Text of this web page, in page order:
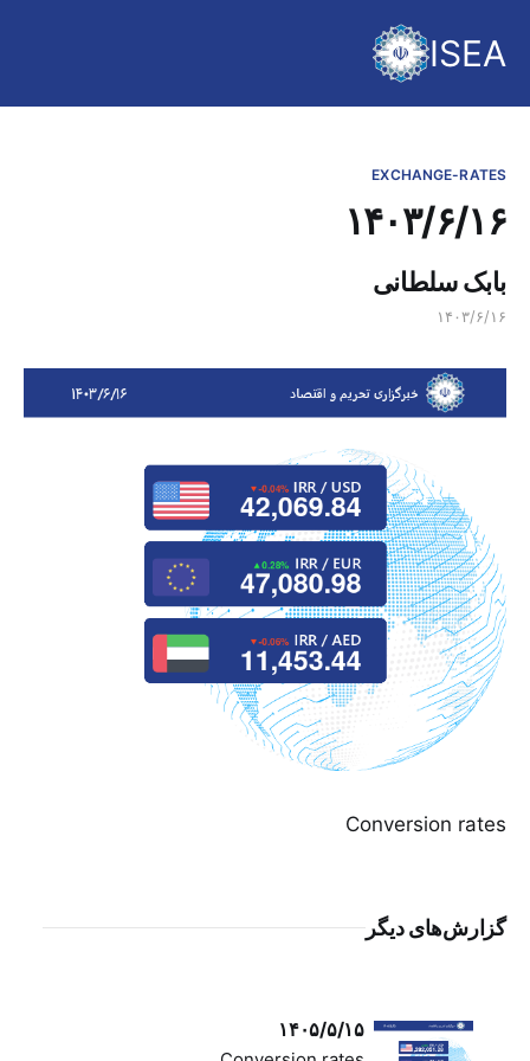
ISEA
EXCHANGE-RATES
۱۴۰۳/۶/۱۶
بابک سلطانی
۱۴۰۳/۶/۱۶
Conversion rates
گزارش‌های دیگر
۱۴۰۵/۵/۱۵